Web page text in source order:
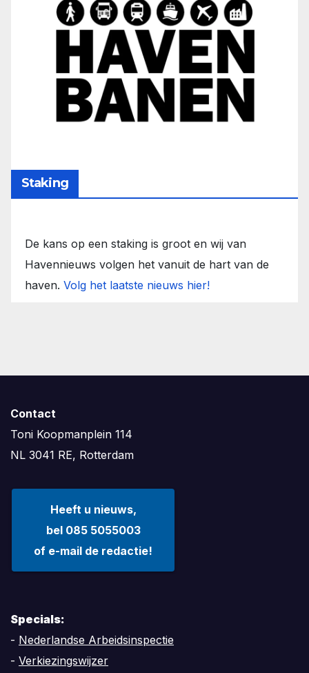
Staking
De kans op een staking is groot en wij van
Havennieuws volgen het vanuit de hart van de
haven. Volg het laatste nieuws hier!
Contact
Toni Koopmanplein 114
NL 3041 RE, Rotterdam
Heeft u nieuws,
bel 085 5055003
of e-mail de redactie!
Specials:
- Nederlandse Arbeidsinspectie
- Verkiezingswijzer